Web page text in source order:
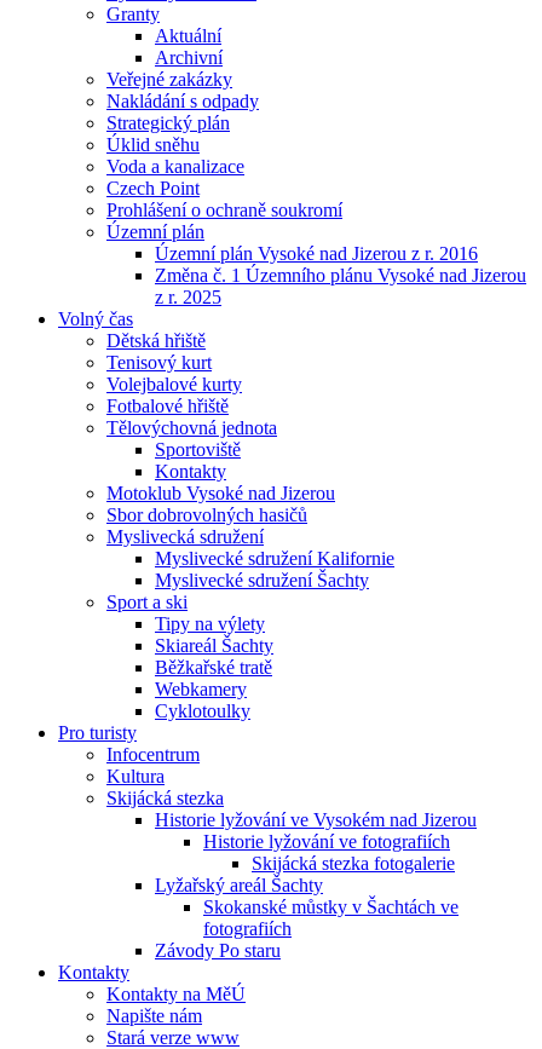
Granty
Aktuální
Archivní
Veřejné zakázky
Nakládání s odpady
Strategický plán
Úklid sněhu
Voda a kanalizace
Czech Point
Prohlášení o ochraně soukromí
Územní plán
Územní plán Vysoké nad Jizerou z r. 2016
Změna č. 1 Územního plánu Vysoké nad Jizerou
z r. 2025
Volný čas
Dětská hřiště
Tenisový kurt
Volejbalové kurty
Fotbalové hřiště
Tělovýchovná jednota
Sportoviště
Kontakty
Motoklub Vysoké nad Jizerou
Sbor dobrovolných hasičů
Myslivecká sdružení
Myslivecké sdružení Kalifornie
Myslivecké sdružení Šachty
Sport a ski
Tipy na výlety
Skiareál Šachty
Běžkařské tratě
Webkamery
Cyklotoulky
Pro turisty
Infocentrum
Kultura
Skijácká stezka
Historie lyžování ve Vysokém nad Jizerou
Historie lyžování ve fotografiích
Skijácká stezka fotogalerie
Lyžařský areál Šachty
Skokanské můstky v Šachtách ve
fotografiích
Závody Po staru
Kontakty
Kontakty na MěÚ
Napište nám
Stará verze www